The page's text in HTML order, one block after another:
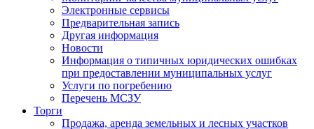
Электронные сервисы
Предварительная запись
Другая информация
Новости
Информация о типичных юридических ошибках
при предоставлении муниципальных услуг
Услуги по погребению
Перечень МСЗУ
Торги
Продажа, аренда земельных и лесных участков